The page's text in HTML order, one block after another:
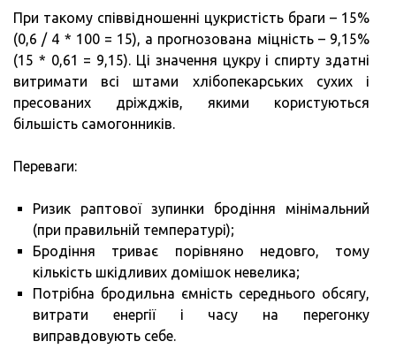
При такому співвідношенні цукристість браги – 15%
(0,6 / 4 * 100 = 15), а прогнозована міцність – 9,15%
(15 * 0,61 = 9,15). Ці значення цукру і спирту здатні
витримати всі штами хлібопекарських сухих і
пресованих дріжджів, якими користуються
більшість самогонників.
Переваги:
Ризик раптової зупинки бродіння мінімальний
(при правильній температурі);
Бродіння триває порівняно недовго, тому
кількість шкідливих домішок невелика;
Потрібна бродильна ємність середнього обсягу,
витрати енергії і часу на перегонку
виправдовують себе.